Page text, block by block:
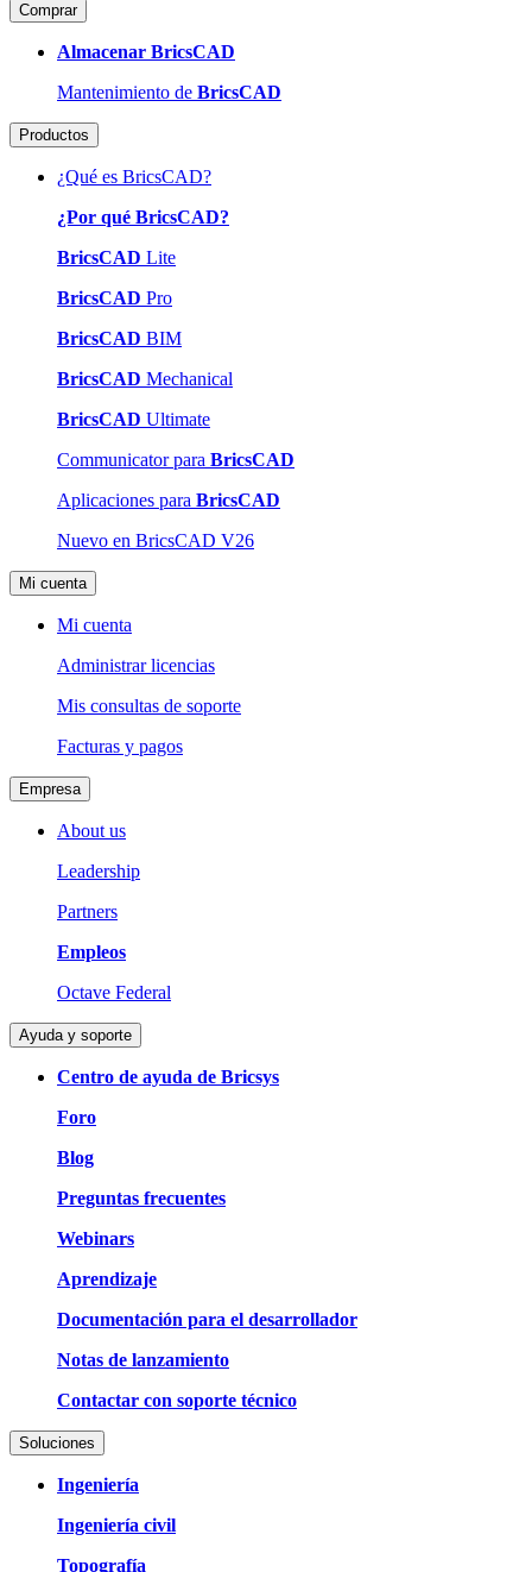
Comprar
Almacenar BricsCAD
Mantenimiento de BricsCAD
Productos
¿Qué es BricsCAD?
¿Por qué BricsCAD?
BricsCAD Lite
BricsCAD Pro
BricsCAD BIM
BricsCAD Mechanical
BricsCAD Ultimate
Communicator para BricsCAD
Aplicaciones para BricsCAD
Nuevo en BricsCAD V26
Mi cuenta
Mi cuenta
Administrar licencias
Mis consultas de soporte
Facturas y pagos
Empresa
About us
Leadership
Partners
Empleos
Octave Federal
Ayuda y soporte
Centro de ayuda de Bricsys
Foro
Blog
Preguntas frecuentes
Webinars
Aprendizaje
Documentación para el desarrollador
Notas de lanzamiento
Contactar con soporte técnico
Soluciones
Ingeniería
Ingeniería civil
Topografía